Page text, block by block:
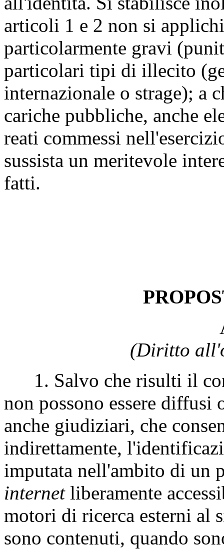
articoli 1 e 2 non si
particolarmente gravi
particolari tipi di illecito
internazionale o strage); a
cariche pubbliche, anche
reati commessi
sussista un meritevole
fatti.
(Diritto
1. Salvo che risulti il
non possono essere
anche giudiziari, che
indirettamente,
imputata nell'ambito di un
internet liberamente
motori di ricerca esterni al
sono contenuti, quando